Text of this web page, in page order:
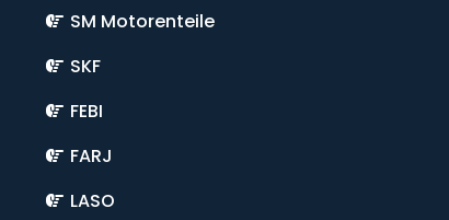
SM Motorenteile
SKF
FEBI
FARJ
LASO